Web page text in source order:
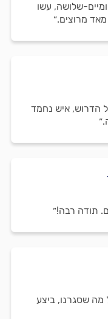
שלושה, עשו
מרוצים.״
הדרוש, איש נחמד
תודה רבה!״
מה שסגרנו, ביצע